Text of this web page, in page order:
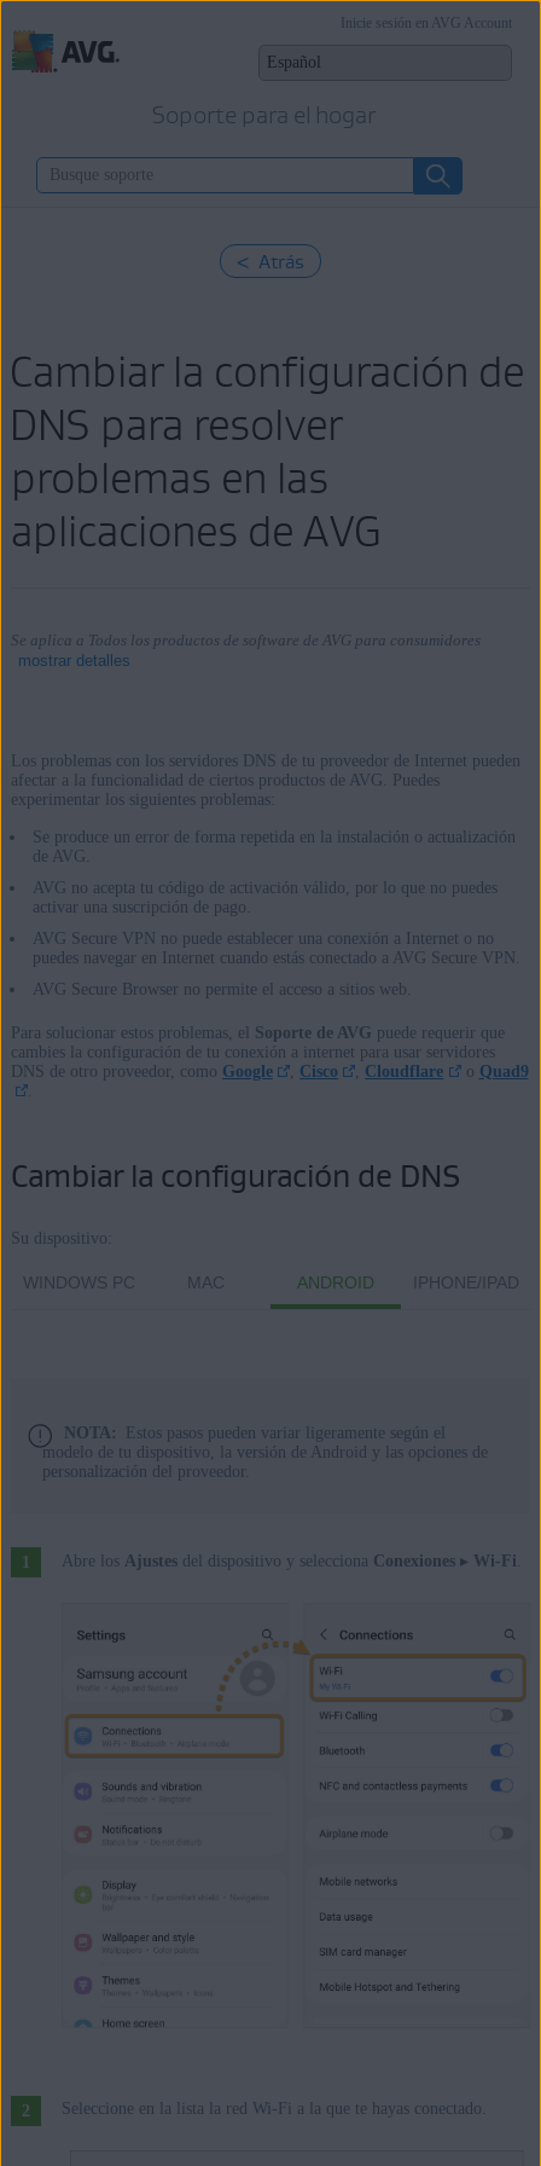
Soporte para el hogar
Inicie sesión en AVG Account
< Atrás
Cambiar la configuración de
DNS para resolver
problemas en las
aplicaciones de AVG
Se aplica a Todos los productos de software de AVG para consumidores
mostrar detalles
Productos:
Sistemas operativos:
Todas las plataformas admitidas
Los problemas con los servidores DNS de tu proveedor de Internet pueden
afectar a la funcionalidad de ciertos productos de AVG. Puedes
experimentar los siguientes problemas:
Se produce un error de forma repetida en la instalación o actualización
de AVG.
AVG no acepta tu código de activación válido, por lo que no puedes
activar una suscripción de pago.
AVG Secure VPN no puede establecer una conexión a Internet o no
puedes navegar en Internet cuando estás conectado a AVG Secure VPN.
AVG Secure Browser no permite el acceso a sitios web.
Para solucionar estos problemas, el Soporte de AVG puede requerir que
cambies la configuración de tu conexión a internet para usar servidores
DNS de otro proveedor, como Google , Cisco , Cloudflare o Quad9
.
Cambiar la configuración de DNS
Su dispositivo:
WINDOWS PC MAC ANDROID IPHONE/IPAD
NOTA:
Estos pasos pueden variar ligeramente según el
modelo de tu dispositivo, la versión de Android y las opciones de
personalización del proveedor.
Abre los Ajustesdel dispositivo y selecciona Conexiones▸ Wi-Fi.
Seleccione en la lista la red Wi-Fi a la que te hayas conectado.